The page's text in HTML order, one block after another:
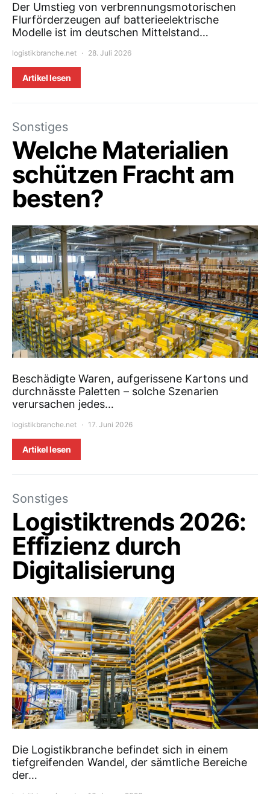
Der Umstieg von verbrennungsmotorischen
Flurförderzeugen auf batterieelektrische
Modelle ist im deutschen Mittelstand…
logistikbranche.net 28. Juli 2026
Artikel lesen
Sonstiges
Welche Materialien
schützen Fracht am
besten?
Beschädigte Waren, aufgerissene Kartons und
durchnässte Paletten – solche Szenarien
verursachen jedes…
logistikbranche.net 17. Juni 2026
Artikel lesen
Sonstiges
Logistiktrends 2026:
Effizienz durch
Digitalisierung
Die Logistikbranche befindet sich in einem
tiefgreifenden Wandel, der sämtliche Bereiche
der…